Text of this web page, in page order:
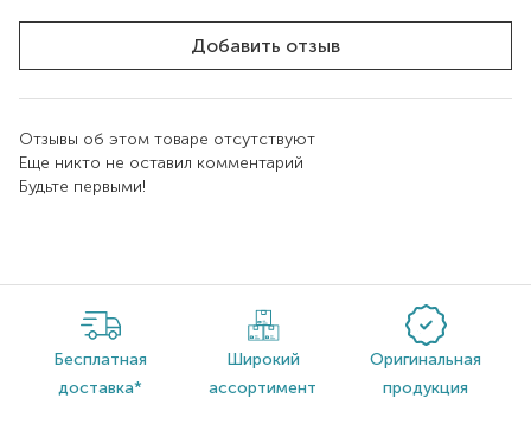
Добавить отзыв
Отзывы об этом товаре отсутствуют
Еще никто не оставил комментарий
Будьте первыми!
Бесплатная
доставка*
Широкий
ассортимент
Оригинальная
продукция